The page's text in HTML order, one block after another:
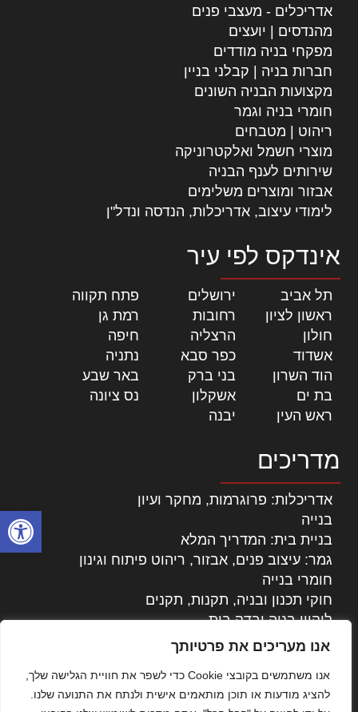
פתח
אנו מעריכים את פרטיותך
אנו משתמשים בקובצי Cookie כדי לשפר את חוויית הגלישה שלך,
להציג מודעות או תוכן מותאמים אישית ולנתח את התנועה שלנו.
אדריכלים - מעצבי פנים
מהנדסים | יועצים
מפקחי בניה מודדים
חברות בניה | קבלני בניין
מקצועות הבניה השונים
חומרי בניה וגמר
ריהוט | מטבחים
מוצרי חשמל ואלקטרוניקה
שירותים לענף הבניה
אבזור ומוצרים משלימים
לימודי עיצוב, אדריכלות, הנדסה ונדל"ן
אינדקס לפי עיר
תל אביב ירושלים פתח תקווה
ראשון לציון
רחובות רמת גן
חולון
הרצליה חיפה
אשדוד
כפר סבא נתניה
הוד השרון
בני ברק באר שבע
בת ים
אשקלון נס ציונה
ראש העין
יבנה
מדריכים
אדריכלות: פרוגרמות, מחקר ועיון
בנייה
בניית בית: המדריך המלא
גמר: עיצוב פנים, אבזור, ריהוט פיתוח וגינון
חומרי בנייה
חוקי תכנון ובניה, תקנות, תקנים
ליקויי בניה ובדק בית
נדל"ן: זכויות, אגרות ועסקאות
עקרונות ניהול אחזקה מתקדמות
צילום אדריכלי